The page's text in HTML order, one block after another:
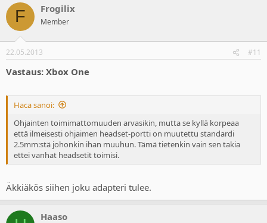
F Frogilix
Member
22.05.2013 #11
Vastaus: Xbox One
Haca sanoi:
Ohjainten toimimattomuuden arvasikin, mutta se kyllä korpeaa
että ilmeisesti ohjaimen headset-portti on muutettu standardi
2.5mm:stä johonkin ihan muuhun. Tämä tietenkin vain sen takia
ettei vanhat headsetit toimisi.
Äkkiäkös siihen joku adapteri tulee.
Haaso